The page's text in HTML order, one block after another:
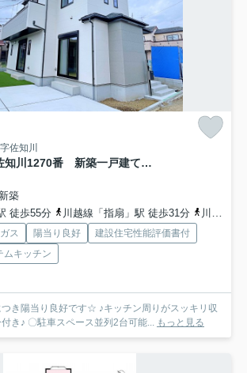
佐知川
さいたま市西区佐知川1270番 新築一戸建て ハートフルタウン A
築
徒歩55分
川越線「指扇」駅 徒歩31分 川越線「西大宮」駅 徒歩37分
ス 陽当り良好
建設住宅性能評価書付
ムキッチン
き陽当り良好です☆ ♪キッチン周りがスッキリ収
納できるパントリー付き♪ 〇駐車スペース並列2台可能... もっと見る